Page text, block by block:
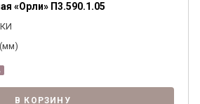
«Орли» П3.590.1.05
В КОРЗИНУ